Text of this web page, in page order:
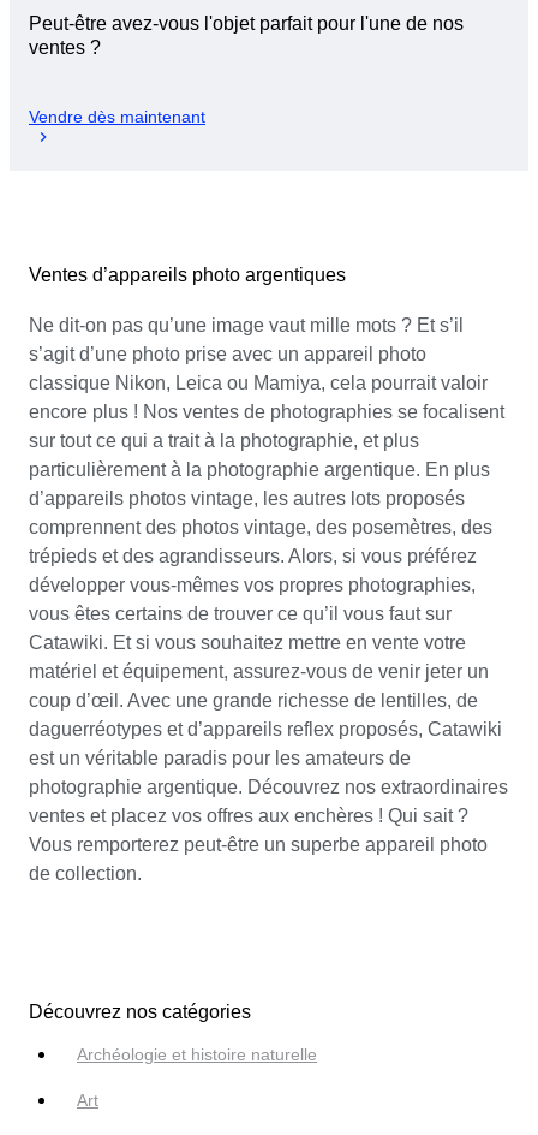
Peut-être avez-vous l'objet parfait pour l'une de nos
ventes ?
Vendre dès maintenant
Ventes d’appareils photo argentiques
Ne dit-on pas qu’une image vaut mille mots ? Et s’il
s’agit d’une photo prise avec un appareil photo
classique Nikon, Leica ou Mamiya, cela pourrait valoir
encore plus ! Nos ventes de photographies se focalisent
sur tout ce qui a trait à la photographie, et plus
particulièrement à la photographie argentique. En plus
d’appareils photos vintage, les autres lots proposés
comprennent des photos vintage, des posemètres, des
trépieds et des agrandisseurs. Alors, si vous préférez
développer vous-mêmes vos propres photographies,
vous êtes certains de trouver ce qu’il vous faut sur
Catawiki. Et si vous souhaitez mettre en vente votre
matériel et équipement, assurez-vous de venir jeter un
coup d’œil. Avec une grande richesse de lentilles, de
daguerréotypes et d’appareils reflex proposés, Catawiki
est un véritable paradis pour les amateurs de
photographie argentique. Découvrez nos extraordinaires
ventes et placez vos offres aux enchères ! Qui sait ?
Vous remporterez peut-être un superbe appareil photo
de collection.
Découvrez nos catégories
Archéologie et histoire naturelle
Art